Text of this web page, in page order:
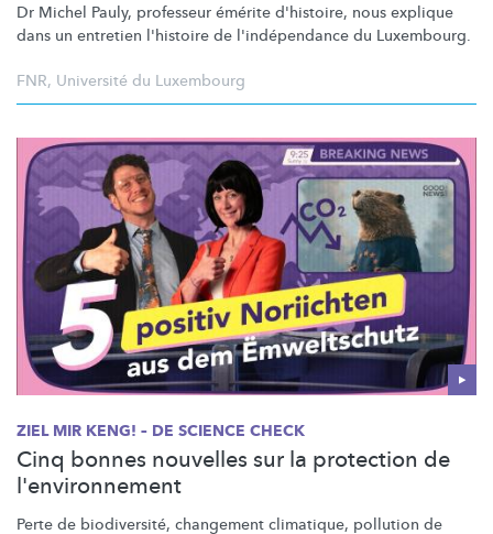
Dr Michel Pauly, professeur émérite d'histoire, nous explique
dans un entretien l'histoire de l'indépendance du Luxembourg.
FNR, Université du Luxembourg
ZIEL MIR KENG! – DE SCIENCE CHECK
Cinq bonnes nouvelles sur la protection de
l'environnement
Perte de biodiversité, changement climatique, pollution de